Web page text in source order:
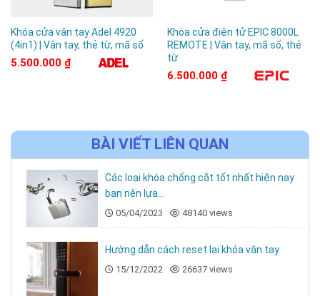
Khóa cửa vân tay Adel 4920
(4in1) | Vân tay, thẻ từ, mã số
5.500.000 ₫
Khóa cửa điện tử EPIC 8000L
REMOTE | Vân tay, mã số, thẻ
từ
6.500.000 ₫
BÀI VIẾT LIÊN QUAN
Các loại khóa chống cắt tốt nhất hiện nay
bạn nên lựa...
05/04/2023 48140 views
Hướng dẫn cách reset lại khóa vân tay
15/12/2022 26637 views